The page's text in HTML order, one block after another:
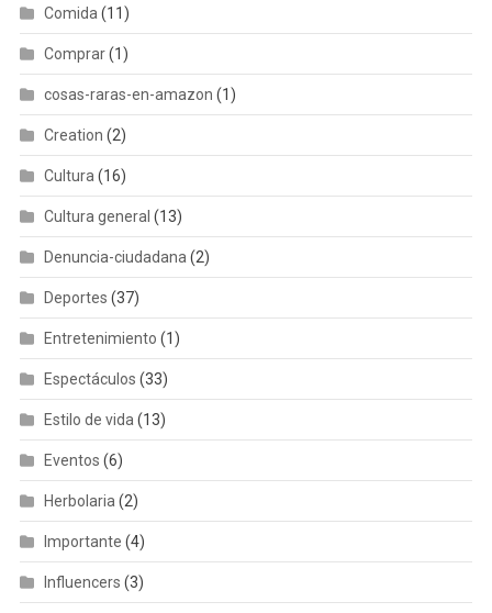
Comida(11)
Comprar(1)
cosas-raras-en-amazon (1)
Creation (2)
Cultura(16)
Cultura general (13)
Denuncia-ciudadana(2)
Deportes (37)
Entretenimiento (1)
Espectáculos (33)
Estilo de vida(13)
Eventos (6)
Herbolaria(2)
Importante (4)
Influencers (3)